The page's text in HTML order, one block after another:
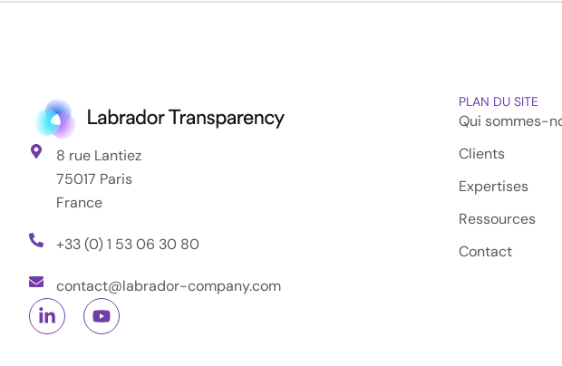
8 rue Lantiez
75017 Paris
France
+33 (0) 1 53 06 30 80
contact@labrador-company.com
PLAN DU SITE
Qui sommes-
Clients
Expertises
Ressources
Contact